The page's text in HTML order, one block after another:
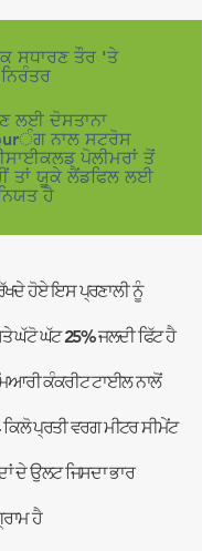
ਸਧਾਰਣ ਤੌਰ 'ਤੇ
ਨਿਰੰਤਰ
ਲਈ ਦੋਸਤਾਨਾ
ਨਾਲ ਸਟਰੋਸ
ਪੋਲੀਮਰਾਂ ਤੋਂ
ਤਾਂ ਯੂਕੇ ਲੈਂਡਫਿਲ ਲਈ
ਹੈ
ਹੋਏ ਇਸ ਪ੍ਰਣਾਲੀ ਨੂੰ
ਘੱਟੋ ਘੱਟ 25% ਜਲਦੀ ਫਿੱਟ ਹੈ
ਕੰਕਰੀਟ ਟਾਈਲ ਨਾਲੋਂ
ਪ੍ਰਤੀ ਵਰਗ ਮੀਟਰ ਸੀਮੇਂਟ
ਦੇ ਉਲਟ ਜਿਸਦਾ ਭਾਰ
ਹੈ